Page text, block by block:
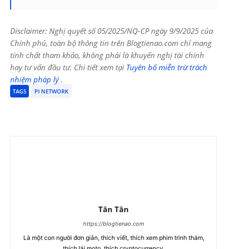
Disclaimer: Nghị quyết số 05/2025/NQ-CP ngày 9/9/2025 của
Chính phủ, toàn bộ thông tin trên Blogtienao.com chỉ mang
tính chất tham khảo, không phải là khuyến nghị tài chính
hay tư vấn đầu tư. Chi tiết xem tại Tuyên bố miễn trừ trách
nhiệm pháp lý.
TAGS PI NETWORK
Tân Tân
https://blogtienao.com
Là một con người đơn giản, thích viết, thích xem phim trinh thám,